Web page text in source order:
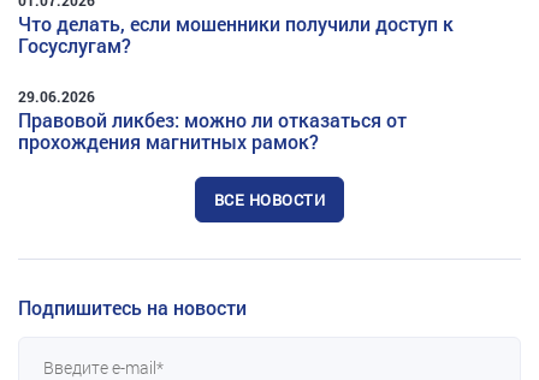
Что делать, если мошенники получили доступ к
Госуслугам?
29.06.2026
Правовой ликбез: можно ли отказаться от
прохождения магнитных рамок?
ВСЕ НОВОСТИ
Подпишитесь на новости